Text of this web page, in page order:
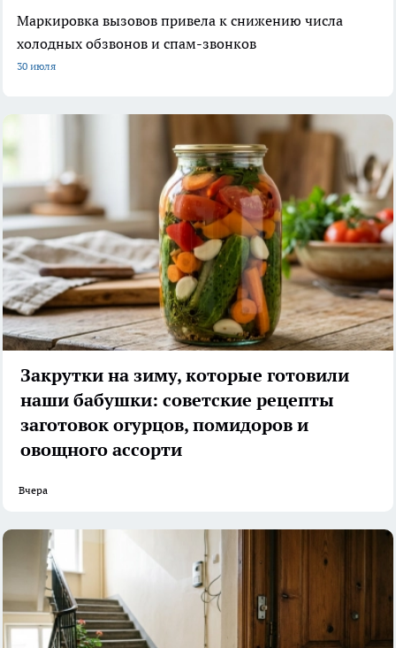
Маркировка вызовов привела к снижению числа
холодных обзвонов и спам-звонков
30 июля
Закрутки на зиму, которые готовили
наши бабушки: советские рецепты
заготовок огурцов, помидоров и
овощного ассорти
Вчера